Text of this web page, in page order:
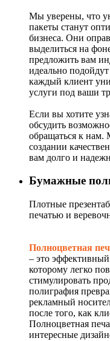
Мы уверены, что
пакеты станут
бизнеса. Они
выделиться на
предложить вам
идеально
каждый клиент
услуги под ваши
Если вы хотите
обсудить
обращаться к нам.
создании
вам долго и
Бумажные
Плотные
печатью и
Полноцветная
– это эффективный
которому легко
стимулировать
полиграфия
рекламный
после того, как
Полноцветная
интересные